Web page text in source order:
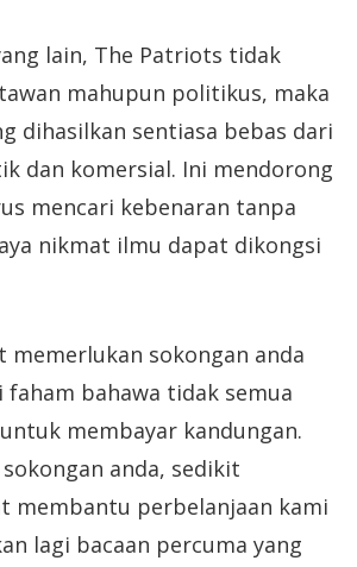
lain, The Patriots tidak
mahupun politikus, maka
dihasilkan sentiasa bebas dari
dan komersial. Ini mendorong
mencari kebenaran tanpa
nikmat ilmu dapat dikongsi
memerlukan sokongan anda
bahawa tidak semua
membayar kandungan.
anda, sedikit
membantu perbelanjaan kami
lagi bacaan percuma yang